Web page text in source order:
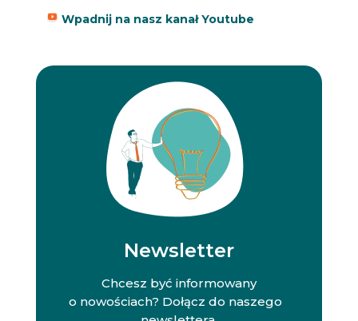
Wpadnij na nasz kanał Youtube
Newsletter
Chcesz być informowany
o nowościach? Dołącz do naszego